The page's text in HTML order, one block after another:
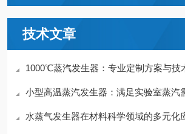
技术文章
1000℃蒸汽发生器：专业定制方案与技
小型高温蒸汽发生器：满足实验室蒸汽
水蒸气发生器在材料科学领域的多元化